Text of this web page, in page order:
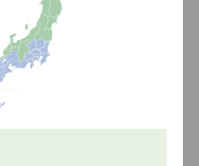
ヴェルセ